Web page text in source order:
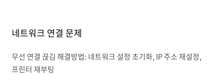
네트워크 연결 문제
무선 연결 끊김 해결방법: 네트워크 설정 초기화, IP 주소 재설정,
프린터 재부팅